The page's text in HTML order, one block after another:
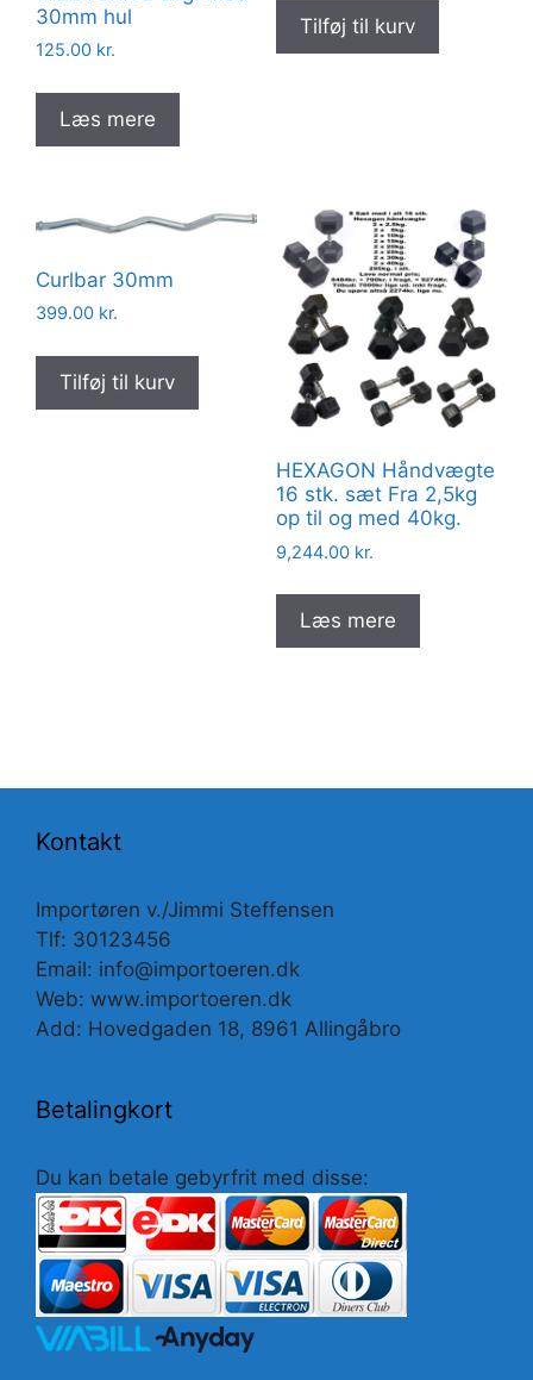
30mm hul
125.00 kr.
Læs mere
Tilføj til kurv
Curlbar 30mm
399.00 kr.
Tilføj til kurv
HEXAGON Håndvægte
16 stk. sæt Fra 2,5kg
op til og med 40kg.
9,244.00 kr.
Læs mere
Kontakt
Importøren v./Jimmi Steffensen
Tlf: 30123456
Email: info@importoeren.dk
Web: www.importoeren.dk
Add: Hovedgaden 18, 8961 Allingåbro
Betalingkort
Du kan betale gebyrfrit med disse: